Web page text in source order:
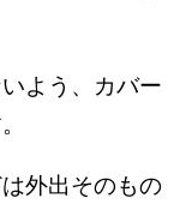
よう、カバー
外出そのもの